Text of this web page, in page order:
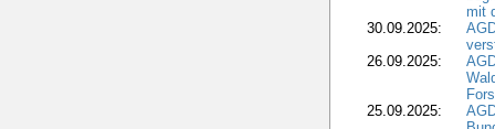
mit
30.09.2025:
26.09.2025:
25.09.2025: